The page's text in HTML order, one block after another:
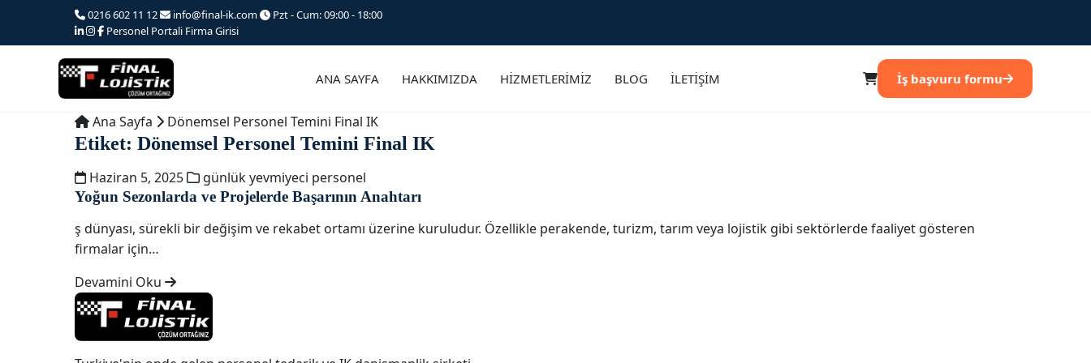
atla
0216 602 11 12 info@final-ik.com
Pzt - Cum: 09:00 - 18:00
Personel Portali Firma Girisi
ANA SAYFA HAKKIMIZDA HİZMETLERİMİZ BLOG İLETİŞİM İş başvuru formu
Ana Sayfa Dönemsel Personel Temini Final IK
Etiket: Dönemsel Personel Temini Final IK
Haziran 5, 2025 günlük yevmiyeci personel
Yoğun Sezonlarda ve Projelerde Başarının Anahtarı
ş dünyası, sürekli bir değişim ve rekabet ortamı üzerine kuruludur. Özellikle perakende, turizm, tarım veya lojistik gibi sektörlerde faaliyet gösteren
firmalar için…
Devamini Oku